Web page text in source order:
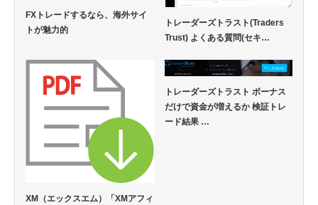
FXトレードするなら、海外サイ
トが魅力的
トレーダーズトラスト(Traders
Trust) よくある質問(セキ…
XM（エックスエム）「XMアフィ
トレーダーズトラスト ボーナス
だけで資金が増えるか 検証トレ
ード結果 …